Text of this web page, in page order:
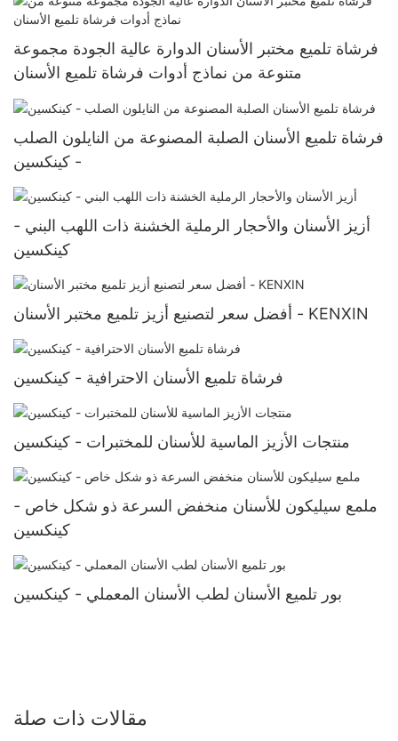
فرشاة تلميع مختبر الأسنان الدوارة عالية الجودة مجموعة
متنوعة من نماذج أدوات فرشاة تلميع الأسنان
فرشاة تلميع الأسنان الصلبة المصنوعة من النايلون الصلب
- كينكسين
أزيز الأسنان والأحجار الرملية الخشنة ذات اللهب البني -
كينكسين
أفضل سعر لتصنيع أزيز تلميع مختبر الأسنان - KENXIN
فرشاة تلميع الأسنان الاحترافية - كينكسين
منتجات الأزيز الماسية للأسنان للمختبرات - كينكسين
ملمع سيليكون للأسنان منخفض السرعة ذو شكل خاص -
كينكسين
بور تلميع الأسنان لطب الأسنان المعملي - كينكسين
مقالات ذات صلة